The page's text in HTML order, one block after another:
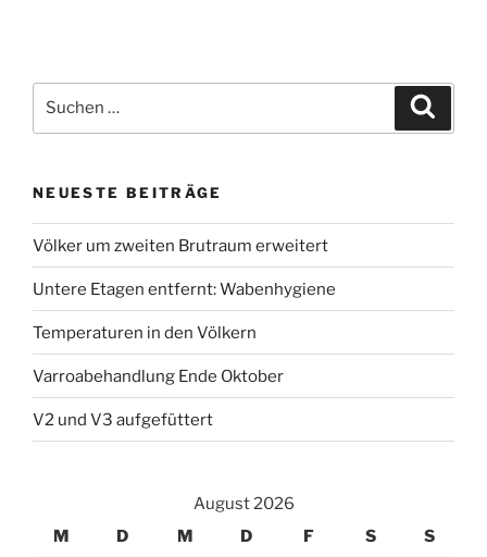
nach:
NEUESTE BEITRÄGE
Völker um zweiten Brutraum erweitert
Untere Etagen entfernt: Wabenhygiene
Temperaturen in den Völkern
Varroabehandlung Ende Oktober
V2 und V3 aufgefüttert
August 2026
M
D M D F S S